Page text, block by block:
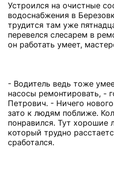
Устроился на очистные
водоснабжения в
трудится там уже
перевелся слесарем в
он работать умеет,
- Водитель ведь тоже
насосы ремонтировать, -
Петрович. - Ничего
зато к людям поближе.
понравился. Тут хорошие
который трудно
сработался.